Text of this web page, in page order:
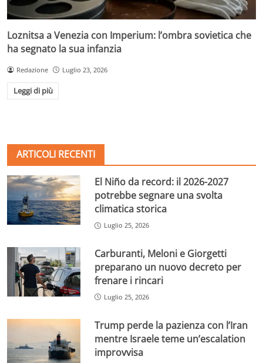
Loznitsa a Venezia con Imperium: l’ombra sovietica che
ha segnato la sua infanzia
Redazione Luglio 23, 2026
Leggi di più
ARTICOLI RECENTI
El Niño da record: il 2026-2027
potrebbe segnare una svolta
climatica storica
Luglio 25, 2026
Carburanti, Meloni e Giorgetti
preparano un nuovo decreto per
frenare i rincari
Luglio 25, 2026
Trump perde la pazienza con l’Iran
mentre Israele teme un’escalation
improvvisa